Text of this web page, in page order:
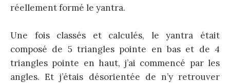
réellement formé le yantra.
Une fois classés et calculés, le yantra était
composé de 5 triangles pointe en bas et de 4
triangles pointe en haut, j’ai commencé par les
angles. Et j’étais désorientée de n’y retrouver